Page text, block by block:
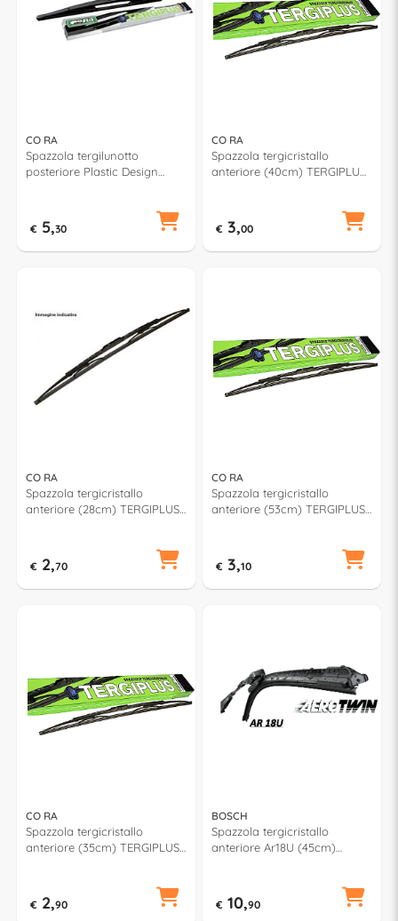
CO RA
Spazzola tergilunotto
posteriore Plastic Design
€ 5,30
CO RA
Spazzola tergicristallo
anteriore (40cm) TERGIPLUS
€ 3,00
CO RA
Spazzola tergicristallo
anteriore (28cm) TERGIPLUS
€ 2,70
CO RA
Spazzola tergicristallo
anteriore (53cm) TERGIPLUS
€ 3,10
CO RA
Spazzola tergicristallo
anteriore (35cm) TERGIPLUS
€ 2,90
BOSCH
Spazzola tergicristallo
anteriore Ar18U (45cm)
€ 10,90